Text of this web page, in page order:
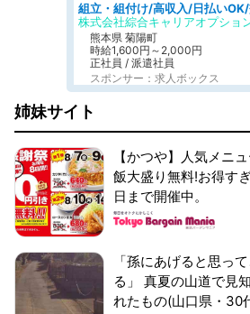
株式会社綜合キャリアオプショ
熊本県 菊陽町
時給1,600円～2,000円
正社員 / 派遣社員
スポンサー：求人ボックス
姉妹サイト
【かつや】人気メニ
飯大盛り無料!お得す
日まで開催中。
「孫にあげると思っ
る」 真夏の山道で見
れたもの(山口県・30